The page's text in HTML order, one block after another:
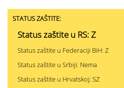
STATUS ZAŠTITE:
Status zaštite u RS: Z
Status zaštite u Federaciji BiH: Z
Status zaštite u Srbiji: Nema
Status zaštite u Hrvatskoj: SZ